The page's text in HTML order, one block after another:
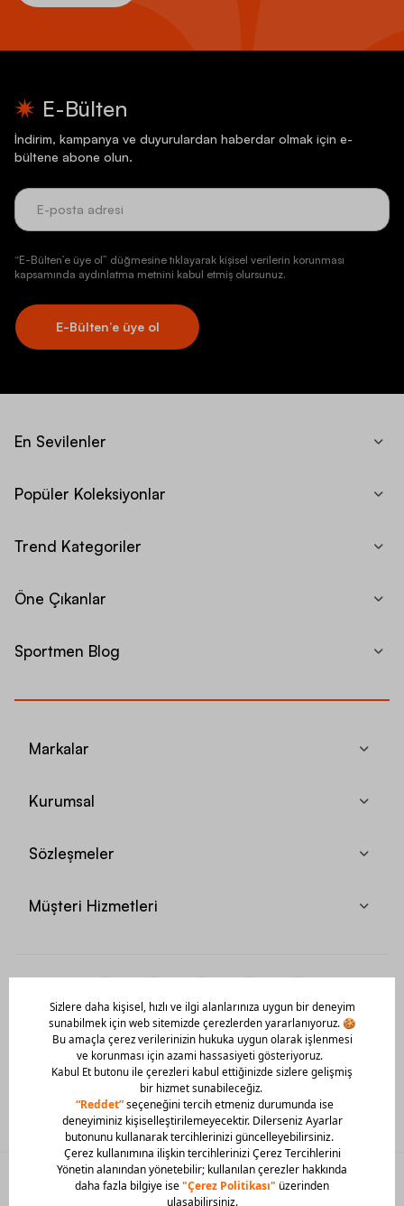
E-Bülten
İndirim, kampanya ve duyurulardan haberdar olmak için e-
bültene abone olun.
“E-Bülten’e üye ol” düğmesine tıklayarak kişisel verilerin korunması
kapsamında aydınlatma metnini kabul etmiş olursunuz.
E-Bülten’e üye ol
En Sevilenler
Popüler Koleksiyonlar
Trend Kategoriler
Öne Çıkanlar
Sportmen Blog
Markalar
Kurumsal
Sözleşmeler
Müşteri Hizmetleri
Mobil Uygulamamızı Hemen İndir!